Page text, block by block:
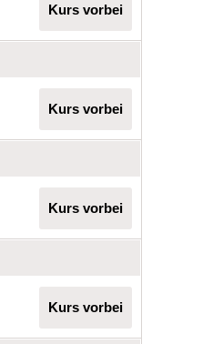
Kurs vorbei
Kurs vorbei
Kurs vorbei
Kurs vorbei